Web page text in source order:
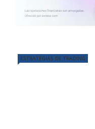
ESTRATEGIAS DE TRADING